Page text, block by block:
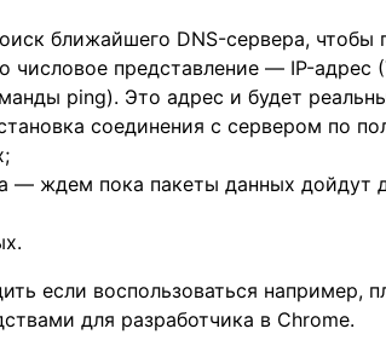
ближайшего DNS-сервера, чтобы
числовое представление — IP-адрес
ping). Это адрес и будет
соединения с сервером по
— ждем пока пакеты данных дойдут
если воспользоваться например,
для разработчика в Chrome.